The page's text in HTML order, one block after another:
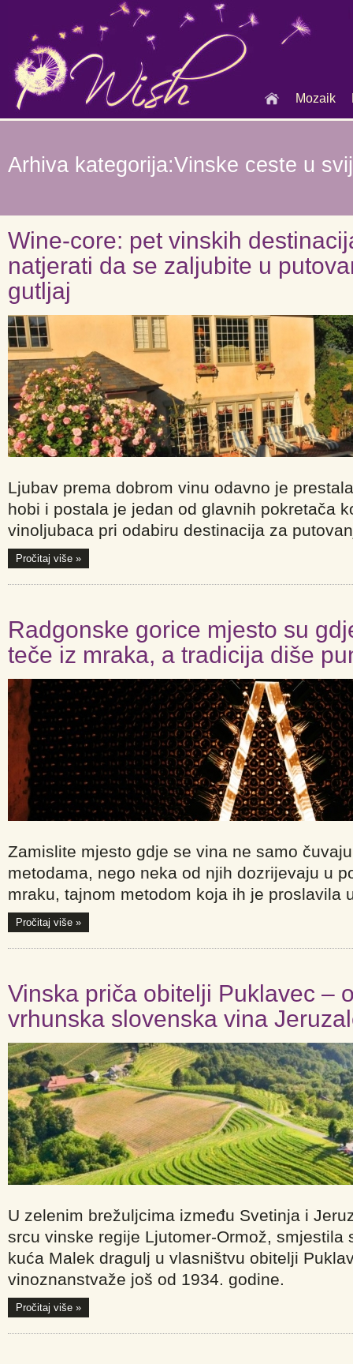
Mozaik
Arhiva kategorija:Vinske ceste u
Wine-core: pet vinskih
natjerati da se zaljubite u
gutljaj
Ljubav prema dobrom vinu odavno je
hobi i postala je jedan od glavnih pokretača
vinoljubaca pri odabiru destinacija za
Pročitaj više »
Radgonske gorice mjesto su
teče iz mraka, a tradicija diše
Zamislite mjesto gdje se vina ne samo
metodama, nego neka od njih dozrijevaju u
mraku, tajnom metodom koja ih je proslavila
Pročitaj više »
Vinska priča obitelji Puklavec –
vrhunska slovenska vina
U zelenim brežuljcima između Svetinja i
srcu vinske regije Ljutomer-Ormož, smjestila
kuća Malek dragulj u vlasništvu obitelji
vinoznanstvaže još od 1934. godine.
Pročitaj više »